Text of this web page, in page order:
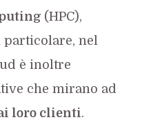
(HPC),
particolare, nel
è inoltre
che mirano ad
loro clienti.